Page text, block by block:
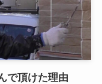
で頂けた理由